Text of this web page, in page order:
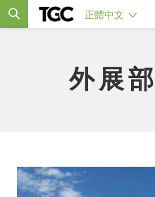
正體中文
外展